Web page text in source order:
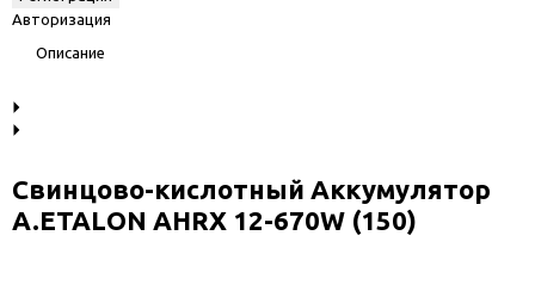
Авторизация
Описание
Свинцово-кислотный Аккумулятор
A.ETALON AHRX 12-670W (150)